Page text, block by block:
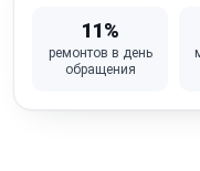
Обрыв /
Порвана /
11%
ремонтов в день
обращения